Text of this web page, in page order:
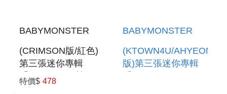
BABYMONSTER
(CRIMSON版/紅色)
第三張迷你專輯
「CHOOM」(韓國進
口版)
特價$ 478
BABYMONSTER
(KTOWN4U/AHYEON
版)第三張迷你專輯